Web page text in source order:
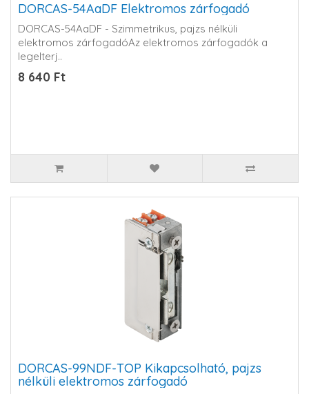
DORCAS-54AaDF Elektromos zárfogadó
DORCAS-54AaDF - Szimmetrikus, pajzs nélküli
elektromos zárfogadóAz elektromos zárfogadók a
legelterj..
8 640 Ft
DORCAS-99NDF-TOP Kikapcsolható, pajzs
nélküli elektromos zárfogadó